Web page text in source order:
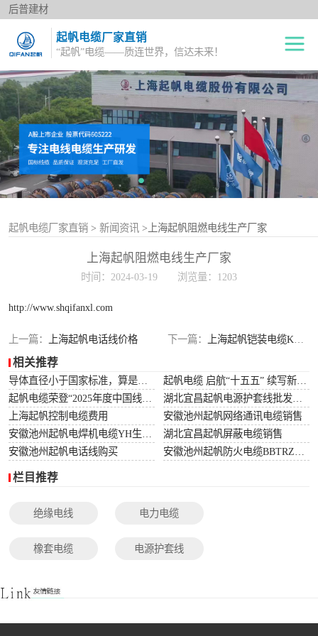
后普建材
起帆电缆厂家直销
“起帆”电缆——质连世界，信达未来！
起帆电缆厂家直销 > 新闻资讯 >上海起帆阻燃电线生产厂家
上海起帆阻燃电线生产厂家
时间：2024-03-19 浏览量：1203
http://www.shqifanxl.com
上一篇： 上海起帆电话线价格 下一篇： 上海起帆铠装电缆KVV购买
相关推荐
上海起帆控制电缆费用
安徽池州起帆网络通讯电缆销售
湖北宜昌起帆屏蔽电缆销售
安徽池州起帆电话线购买
栏目推荐
绝缘电线 电力电缆
橡套电缆 电源护套线
绝缘电线
电力电缆
橡套电缆
电源护套线
控制电缆
光伏电缆
特种电缆
网络通讯电缆
单股铜芯线BV
多股铜芯软电线BVR
双绞花线RVS
阻燃电线